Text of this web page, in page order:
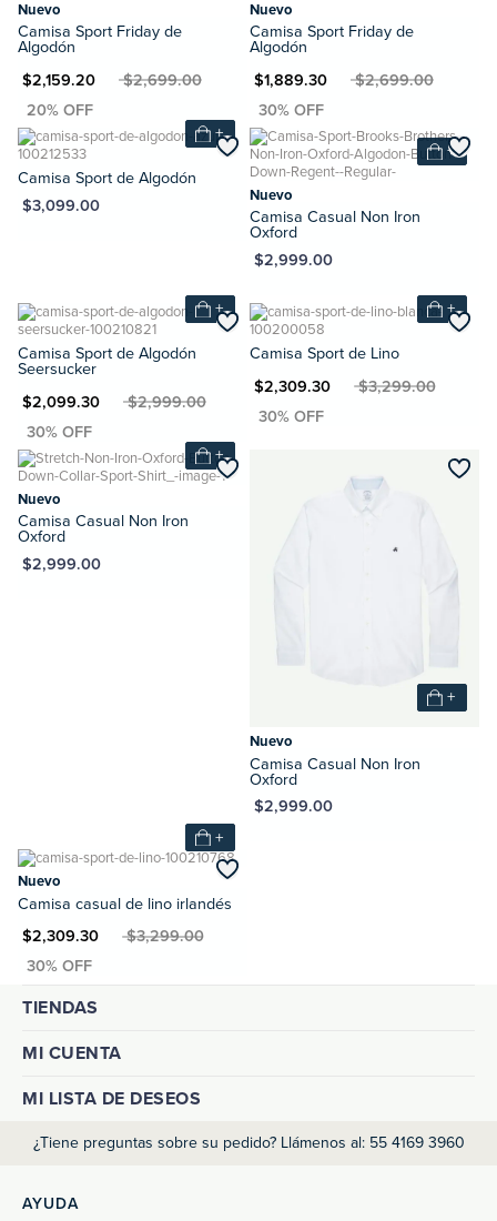
Nuevo
Camisa Sport Friday de
Algodón
$2,159.20MXN $2,699.00
Nuevo
Camisa Sport Friday de
Algodón
MXN $1,889.30MXN $2,699.00
+
Camisa Sport de Algodón
$3,099.00
+
Nuevo
Camisa Casual Non Iron
Oxford
MXN $2,999.00
+
Camisa Sport de Algodón
Seersucker
$2,099.30MXN $2,999.00
+
Camisa Sport de Lino
MXN $2,309.30MXN $3,299.00
+
Nuevo
Camisa Casual Non Iron
Oxford
$2,999.00
+
Nuevo
Camisa Casual Non Iron
Oxford
MXN $2,999.00
+
Nuevo
Camisa casual de lino irlandés
$2,309.30MXN $3,299.00
TIENDAS
MI CUENTA
MI LISTA DE DESEOS
¿Tiene preguntas sobre su pedido? Llámenos al: 55 4169 3960
AYUDA